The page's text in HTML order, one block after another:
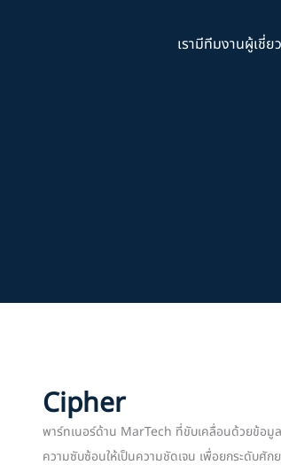
เรามีทีมงานผู้เชี่
Cipher
พาร์ทเนอร์ด้าน MarTech ที่ขับเคลื่อนด้วยข้อมูล
ความซับซ้อนให้เป็นความชัดเจน เพื่อยกระดับศัก